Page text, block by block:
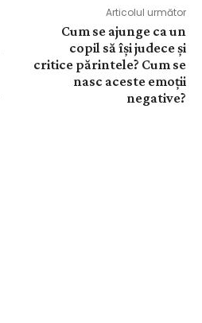
Articolul următor
Cum se ajunge ca un
copil să își judece și
critice părintele? Cum se
nasc aceste emoții
negative?